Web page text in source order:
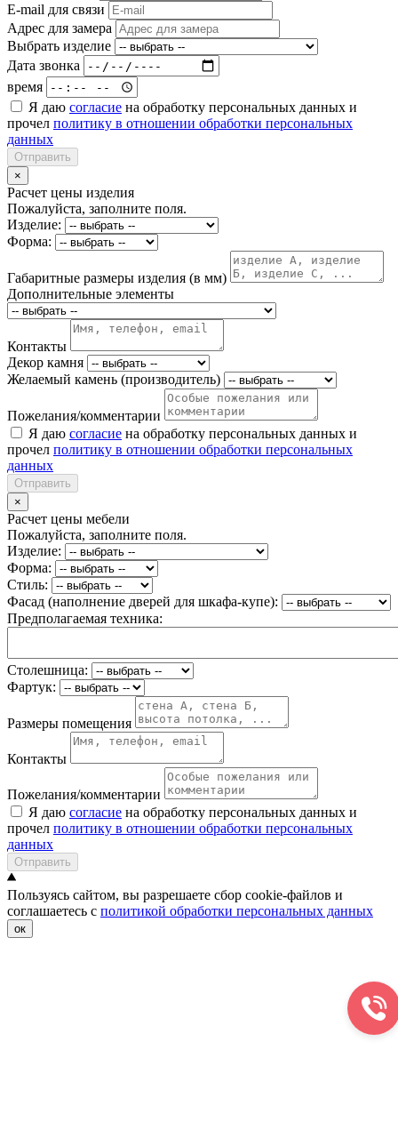
E-mail для связи
Адрес для замера
Выбрать изделие
Дата звонка
время
Я даю согласие на обработку персональных данных и
прочел политику в отношении обработки персональных
данных
Отправить
×
Расчет цены изделия
Пожалуйста, заполните поля.
Изделие:
Форма:
Габаритные размеры изделия (в мм)
Дополнительные элементы
Контакты
Декор камня
Желаемый камень (производитель)
Пожелания/комментарии
Я даю согласие на обработку персональных данных и
прочел политику в отношении обработки персональных
данных
Отправить
×
Расчет цены мебели
Пожалуйста, заполните поля.
Изделие:
Форма:
Стиль:
Фасад (наполнение дверей для шкафа-купе):
Предполагаемая техника:
Столешница:
Фартук:
Размеры помещения
Контакты
Пожелания/комментарии
Я даю согласие на обработку персональных данных и
прочел политику в отношении обработки персональных
данных
Отправить
Пользуясь сайтом, вы разрешаете сбор cookie-файлов и
соглашаетесь с политикой обработки персональных данных
ок